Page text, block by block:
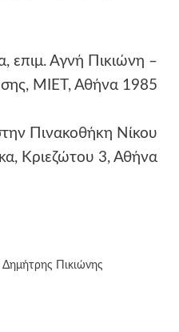
επιμ. Αγνή Πικιώνη –
ΜΙΕΤ, Αθήνα 1985
Πινακοθήκη Νίκου
Κριεζώτου 3, Αθήνα
Δημήτρης Πικιώνης